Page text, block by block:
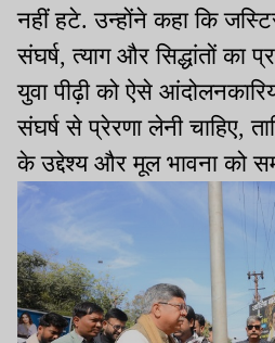
नहीं हटे. उन्होंने कहा कि
संघर्ष, त्याग और सिद्धांतों का
युवा पीढ़ी को ऐसे
संघर्ष से प्रेरणा लेनी चाहिए,
के उद्देश्य और मूल भावना को